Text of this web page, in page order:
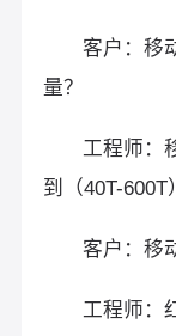
客户：移
量？
工程师：
到（40T-600T
客户：移
工程师：